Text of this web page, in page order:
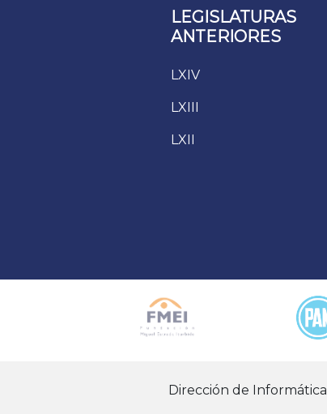
LEGISLATURAS
ANTERIORES
LXIV
LXIII
LXII
Dirección de